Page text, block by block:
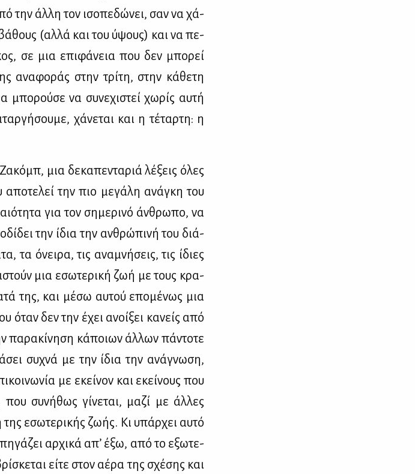
την άλ­λη τον ισο­πε­δώ­νει, σαν να χά­
βά­θους (αλ­λά και του ύψους) και να πε­
σε μια επι­φά­νεια που δεν μπο­ρεί
ανα­φο­ράς στην τρί­τη, στην κά­θε­τη
να συ­νε­χι­στεί χω­ρίς αυ­τή
χά­νε­ται και η τέ­ταρ­τη: η
μια δε­κα­πε­ντα­ριά λέ­ξεις όλες
απο­τε­λεί την πιο με­γά­λη ανά­γκη του
για τον ση­με­ρι­νό άν­θρω­πο, να
την ίδια την αν­θρώ­πι­νή του διά­
τα όνει­ρα, τις ανα­μνή­σεις, τις ίδιες
μια εσω­τε­ρι­κή ζωή με τους κρα­
της, και μέ­σω αυ­τού επο­μέ­νως μια
όταν δεν την έχει ανοί­ξει κα­νείς από
πα­ρα­κί­νη­ση κά­ποιων άλ­λων πά­ντο­τε
συ­χνά με την ίδια την ανά­γνω­ση,
με εκεί­νον και εκεί­νους που
συ­νή­θως γί­νε­ται, μα­ζί με άλ­λες
εσω­τε­ρι­κής ζω­ής. Κι υπάρ­χει αυ­τό
αρ­χι­κά απ’ έξω, από το εξω­τε­
εί­τε στον αέ­ρα της σχέ­σης και